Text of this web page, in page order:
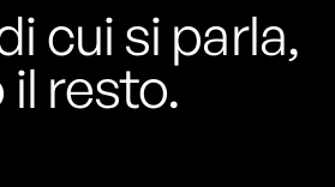
cui si parla,
resto.